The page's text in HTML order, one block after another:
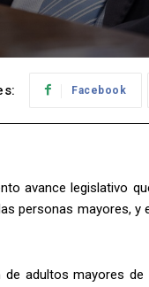
Facebook
avance legislativo
personas mayores,
adultos mayores